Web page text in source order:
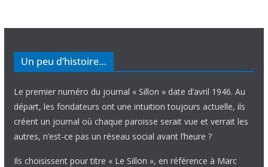
Un peu d’histoire…
Le premier numéro du journal « Sillon » date d’avril 1946. Au
départ, les fondateurs ont une intuition toujours actuelle, ils
créent un journal où chaque paroisse serait vue et verrait les
autres, n’est-ce pas un réseau social avant l’heure ?
Ils choisissent pour titre « Le Sillon », en référence à Marc